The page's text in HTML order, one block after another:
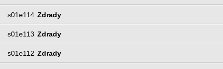
s01e114 Zdrady
s01e113 Zdrady
s01e112 Zdrady